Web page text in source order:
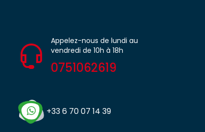
Appelez-nous de lundi au
vendredi de 10h à 18h
0751062619
+33 6 70 07 14 39